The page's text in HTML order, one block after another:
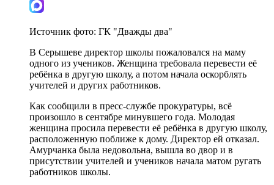
Источник фото: ГК "Дважды два"
В Серышеве директор школы пожаловался на маму
одного из учеников. Женщина требовала перевести её
ребёнка в другую школу, а потом начала оскорблять
учителей и других работников.
Как сообщили в пресс-службе прокуратуры, всё
произошло в сентябре минувшего года. Молодая
женщина просила перевести её ребёнка в другую школу,
расположенную поближе к дому. Директор ей отказал.
Амурчанка была недовольна, вышла во двор и в
присутствии учителей и учеников начала матом ругать
работников школы.